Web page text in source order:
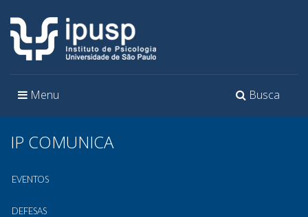
Toggle
Busca
Toggle
Menu
IP COMUNICA
EVENTOS
DEFESAS